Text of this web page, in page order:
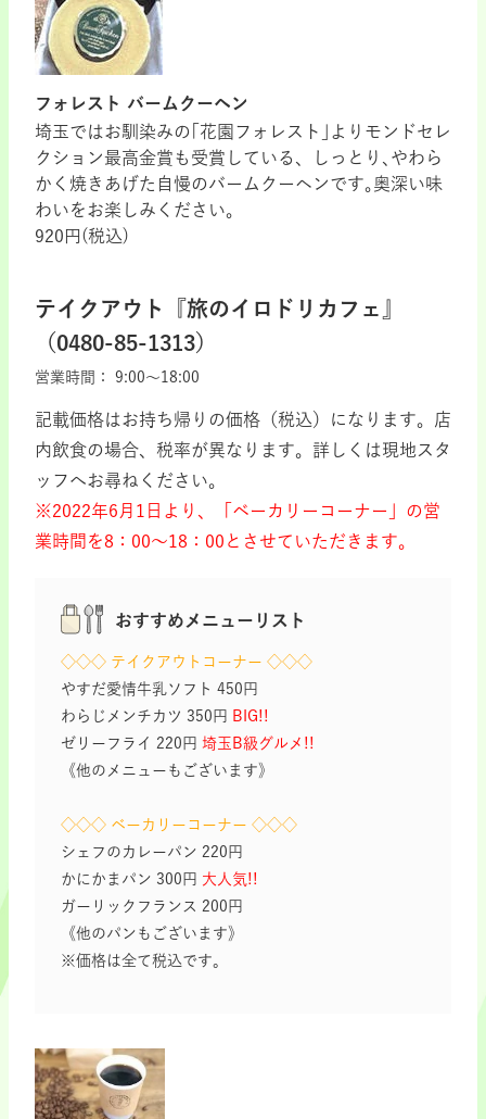
フォレスト バームクーヘン
埼玉ではお馴染みの｢花園フォレスト｣よりモンドセレ
クション最高金賞も受賞している、しっとり､やわら
かく焼きあげた自慢のバームクーヘンです｡奥深い味
わいをお楽しみください｡
920円(税込)
テイクアウト『旅のイロドリカフェ』
（0480-85-1313）
営業時間： 9:00～18:00
記載価格はお持ち帰りの価格（税込）になります。店
内飲食の場合、税率が異なります。詳しくは現地スタ
ッフへお尋ねください。
※2022年6月1日より、「ベーカリーコーナー」の営
業時間を8：00～18：00とさせていただきます。
おすすめメニューリスト
◇◇◇ テイクアウトコーナー ◇◇◇
やすだ愛情牛乳ソフト 450円
わらじメンチカツ 350円 BIG!!
ゼリーフライ 220円 埼玉B級グルメ!!
《他のメニューもございます》
◇◇◇ ベーカリーコーナー ◇◇◇
シェフのカレーパン 220円
かにかまパン 300円 大人気!!
ガーリックフランス 200円
《他のパンもございます》
※価格は全て税込です。